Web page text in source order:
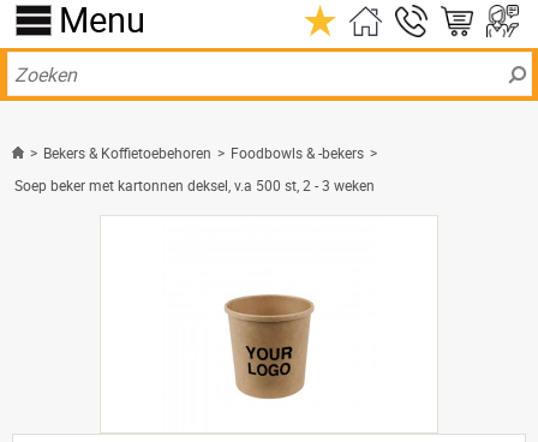
Menu
> Bekers & Koffietoebehoren > Foodbowls & -bekers >
Soep beker met kartonnen deksel, v.a 500 st, 2 - 3 weken